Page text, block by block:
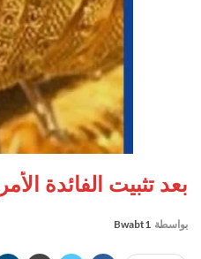
بعد تثبيت الفائدة
بواسطة Bwabt1